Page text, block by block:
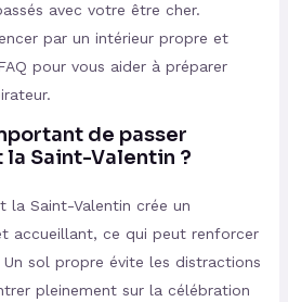
avec votre être cher.
par un intérieur propre et
pour vous aider à préparer
de passer
la Saint-Valentin ?
la Saint-Valentin crée un
accueillant, ce qui peut renforcer
Un sol propre évite les distractions
pleinement sur la célébration